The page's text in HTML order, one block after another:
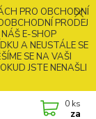
PRO OBCHODNÍ
PRODEJ
E-SHOP
A NEUSTÁLE SE
SE NA VAŠI
JSTE NENAŠLI
0 ks
za